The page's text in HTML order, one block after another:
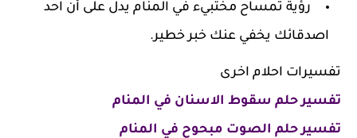
رؤية تمساح مختبيء في المنام يدل على أن احد
اصدقائك يخفي عنك خبر خطير.
تفسيرات احلام اخرى
تفسير حلم سقوط الاسنان في المنام
تفسير حلم الصوت مبحوح في المنام